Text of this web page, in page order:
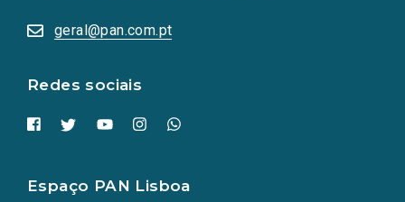
geral@pan.com.pt
Redes sociais
numa
nova
Espaço PAN Lisboa